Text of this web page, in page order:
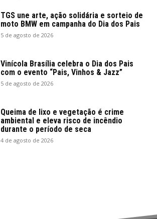
TGS une arte, ação solidária e sorteio de
moto BMW em campanha do Dia dos Pais
5 de agosto de 2026
Vinícola Brasília celebra o Dia dos Pais
com o evento “Pais, Vinhos & Jazz”
5 de agosto de 2026
Queima de lixo e vegetação é crime
ambiental e eleva risco de incêndio
durante o período de seca
4 de agosto de 2026